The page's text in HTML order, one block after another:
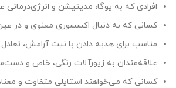
افرادی که به یوگا، مدیتیشن و انرژی‌درمانی
کسانی که به دنبال اکسسوری معنوی و در
مناسب برای هدیه دادن با نیت آرامش،
علاقه‌مندان به زیورآلات رنگی، خاص و
کسانی که می‌خواهند استایلی متفاوت و